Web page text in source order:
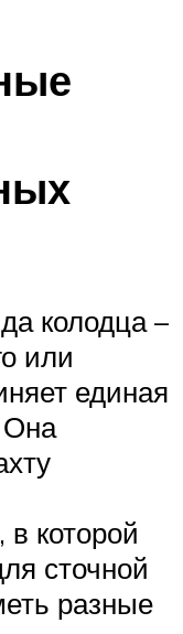
колодца –
или
единая
Она
которой
сточной
разные